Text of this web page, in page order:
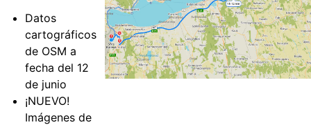
Datos
cartográficos
de OSM a
fecha del 12
de junio
¡NUEVO!
Imágenes de